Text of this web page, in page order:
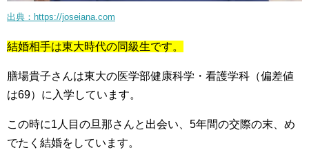
出典：https://joseiana.com
結婚相手は東大時代の同級生です。
膳場貴子さんは東大の医学部健康科学・看護学科（偏差値
は69）に入学しています。
この時に1人目の旦那さんと出会い、5年間の交際の末、め
でたく結婚をしています。